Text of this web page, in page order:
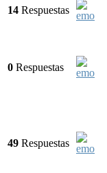
14 Respuestas
0 Respuestas
49 Respuestas